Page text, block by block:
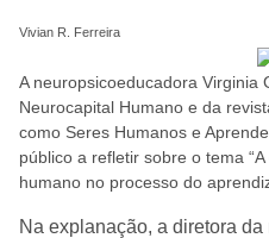
Vivian R. Ferreira
A neuropsicoeducadora Virginia
Neurocapital Humano e da
como Seres Humanos e
público a refletir sobre o tema
humano no processo do
Na explanação, a diretora